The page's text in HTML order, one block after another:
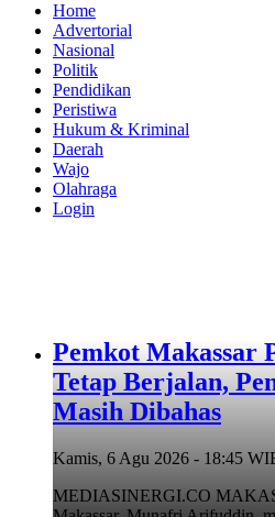
Home
Advertorial
Nasional
Politik
Pendidikan
Peristiwa
Hukum & Kriminal
Daerah
Wajo
Olahraga
Login
Pemkot Makassar
Tetap Berjalan,
Masih Dibahas
Kamis, 6 Agu 2026 - 18:45
MEDIASINERGI.CO